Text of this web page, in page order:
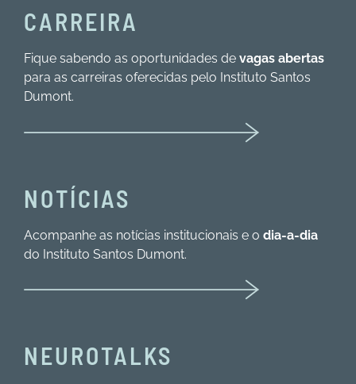
CARREIRA
Fique sabendo as oportunidades de vagas abertas
para as carreiras oferecidas pelo Instituto Santos
Dumont.
NOTÍCIAS
Acompanhe as notícias institucionais e o dia-a-dia
do Instituto Santos Dumont.
NEUROTALKS